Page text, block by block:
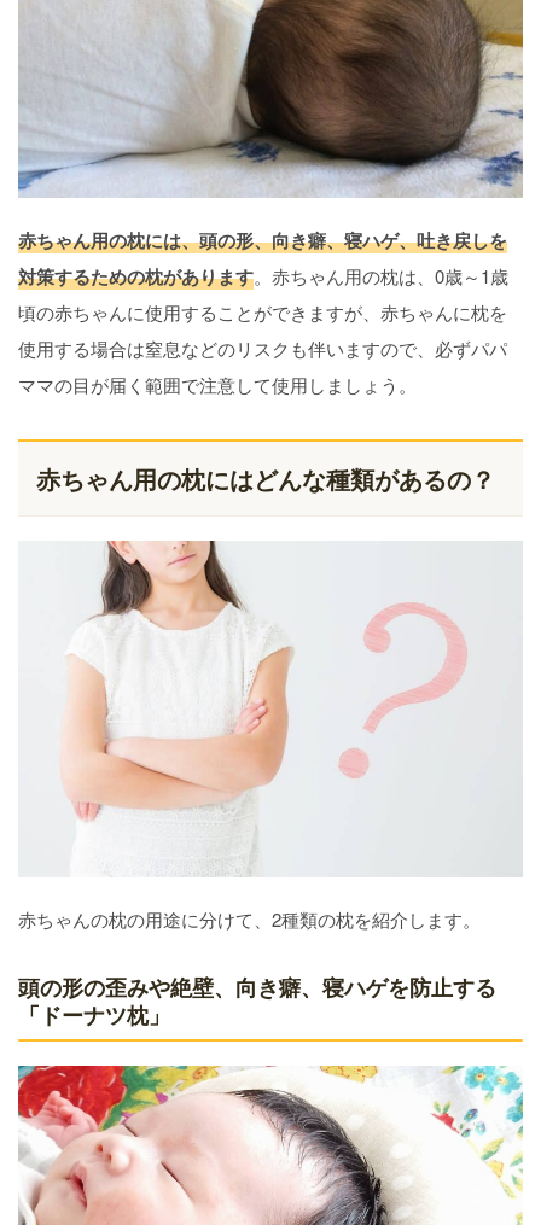
赤ちゃん用の枕には、頭の形、向き癖、寝ハゲ、吐き戻しを
対策するための枕があります。赤ちゃん用の枕は、0歳～1歳
頃の赤ちゃんに使用することができますが、赤ちゃんに枕を
使用する場合は窒息などのリスクも伴いますので、必ずパパ
ママの目が届く範囲で注意して使用しましょう。
赤ちゃん用の枕にはどんな種類があるの？
赤ちゃんの枕の用途に分けて、2種類の枕を紹介します。
頭の形の歪みや絶壁、向き癖、寝ハゲを防止する
「ドーナツ枕」